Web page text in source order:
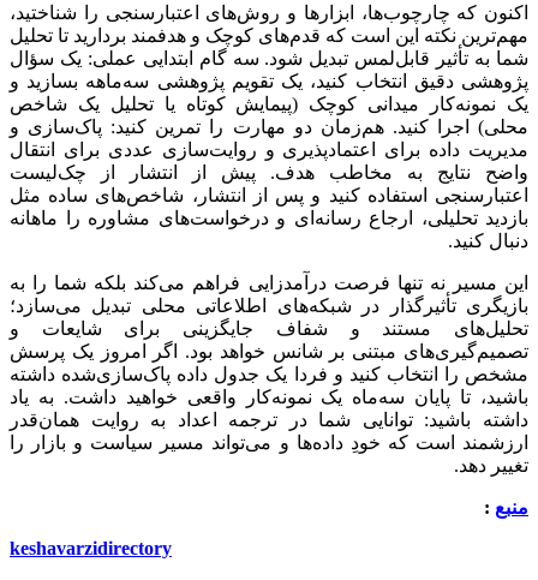
اکنون که چارچوب‌ها، ابزارها و روش‌های اعتبارسنجی را شناختید،
مهم‌ترین نکته این است که قدم‌های کوچک و هدفمند بردارید تا تحلیل
شما به تأثیر قابل‌لمس تبدیل شود. سه گام ابتدایی عملی: یک سؤال
پژوهشی دقیق انتخاب کنید، یک تقویم پژوهشی سه‌ماهه بسازید و
یک نمونه‌کار میدانی کوچک (پیمایش کوتاه یا تحلیل یک شاخص
محلی) اجرا کنید. هم‌زمان دو مهارت را تمرین کنید: پاک‌سازی و
مدیریت داده برای اعتمادپذیری و روایت‌سازی عددی برای انتقال
واضح نتایج به مخاطب هدف. پیش از انتشار از چک‌لیست
اعتبارسنجی استفاده کنید و پس از انتشار، شاخص‌های ساده مثل
بازدید تحلیلی، ارجاع رسانه‌ای و درخواست‌های مشاوره را ماهانه
دنبال کنید.
این مسیر نه تنها فرصت درآمدزایی فراهم می‌کند بلکه شما را به
بازیگری تأثیرگذار در شبکه‌های اطلاعاتی محلی تبدیل می‌سازد؛
تحلیل‌های مستند و شفاف جایگزینی برای شایعات و
تصمیم‌گیری‌های مبتنی بر شانس خواهد بود. اگر امروز یک پرسش
مشخص را انتخاب کنید و فردا یک جدول داده پاک‌سازی‌شده داشته
باشید، تا پایان سه‌ماه یک نمونه‌کار واقعی خواهید داشت. به یاد
داشته باشید: توانایی شما در ترجمه اعداد به روایت همان‌قدر
ارزشمند است که خودِ داده‌ها و می‌تواند مسیر سیاست و بازار را
تغییر دهد.
منبع :
keshavarzidirectory